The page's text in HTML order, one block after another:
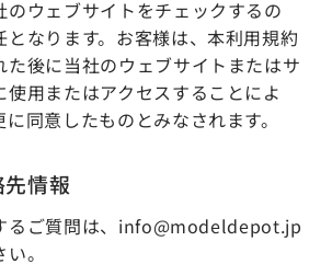
のウェブサイトをチェックするの
となります。お客様は、本利用規約
た後に当社のウェブサイトまたはサ
使用またはアクセスすることによ
同意したものとみなされます。
情報
るご質問は、info@modeldepot.jp
。